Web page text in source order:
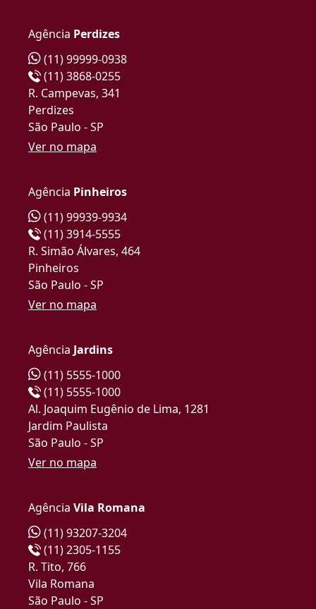
Agência Perdizes
(11) 99999-0938
(11) 3868-0255
R. Campevas, 341
Perdizes
São Paulo - SP
Ver no mapa
Agência Pinheiros
(11) 99939-9934
(11) 3914-5555
R. Simão Álvares, 464
Pinheiros
São Paulo - SP
Ver no mapa
Agência Jardins
(11) 5555-1000
(11) 5555-1000
Al. Joaquim Eugênio de Lima, 1281
Jardim Paulista
São Paulo - SP
Ver no mapa
Agência Vila Romana
(11) 93207-3204
(11) 2305-1155
R. Tito, 766
Vila Romana
São Paulo - SP